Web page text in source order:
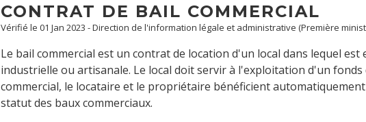
CONTRAT DE BAIL COMMERCIAL
Vérifié le 01 Jan 2023 - Direction de l'information légale et administrative (Première
Le bail commercial est un contrat de location d'un local dans lequel est
industrielle ou artisanale. Le local doit servir à l'exploitation d'un fonds
commercial, le locataire et le propriétaire bénéficient
statut des baux commerciaux.